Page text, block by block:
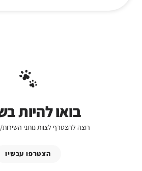
בואו להיות
רוצה להצטרף לצוות נותני השירות/
הצטרפו עכשיו